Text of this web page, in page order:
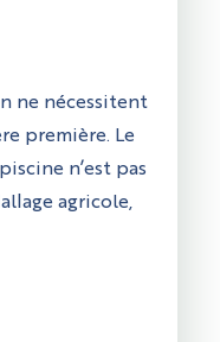
ne nécessitent
première. Le
n’est pas
agricole,